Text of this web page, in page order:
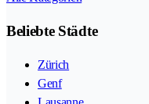
Beliebte Städte
Zürich
Genf